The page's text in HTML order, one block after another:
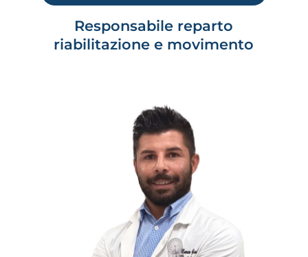
Responsabile reparto
riabilitazione e movimento